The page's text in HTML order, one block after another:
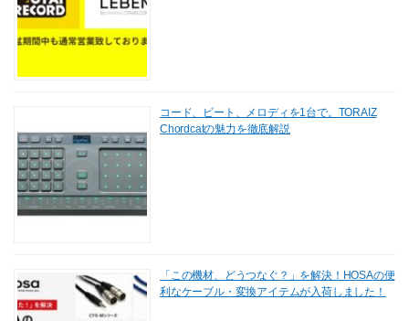
コード、ビート、メロディを1台で。TORAIZ
Chordcatの魅力を徹底解説
「この機材、どうつなぐ？」を解決！HOSAの便
利なケーブル・変換アイテムが入荷しました！